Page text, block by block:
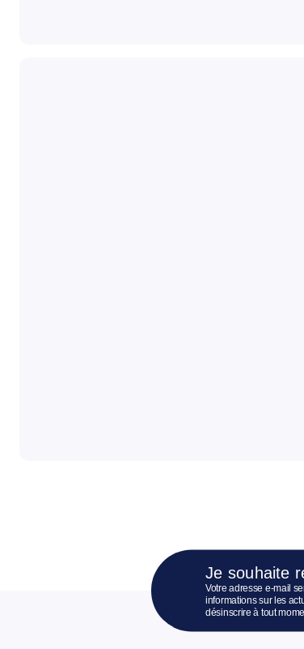
Je souhaite
Votre adresse e-mail
informations sur les
désinscrire à tout